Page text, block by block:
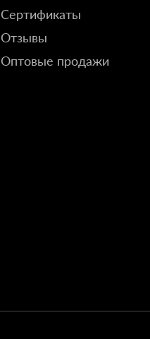
Сертификаты
Отзывы
Оптовые продажи